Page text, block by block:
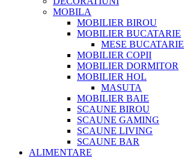
MOBILA
MOBILIER BIROU
MOBILIER BUCATARIE
MESE BUCATARIE
MOBILIER COPII
MOBILIER DORMITOR
MOBILIER HOL
MASUTA
MOBILIER BAIE
SCAUNE BIROU
SCAUNE GAMING
SCAUNE LIVING
SCAUNE BAR
ALIMENTARE